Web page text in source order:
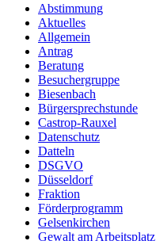
Abstimmung
Aktuelles
Allgemein
Antrag
Beratung
Besuchergruppe
Biesenbach
Bürgersprechstunde
Castrop-Rauxel
Datenschutz
Datteln
DSGVO
Düsseldorf
Fraktion
Förderprogramm
Gelsenkirchen
Gewalt am Arbeitsplatz